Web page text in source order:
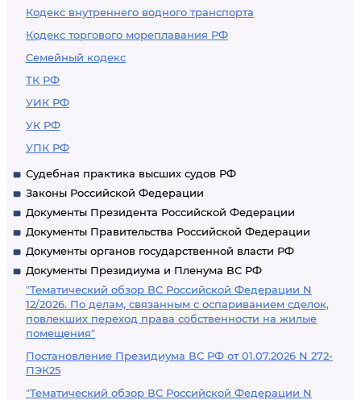
Кодекс внутреннего водного транспорта
Кодекс торгового мореплавания РФ
Семейный кодекс
ТК РФ
УИК РФ
УК РФ
УПК РФ
Судебная практика высших судов РФ
Законы Российской Федерации
Документы Президента Российской Федерации
Документы Правительства Российской Федерации
Документы органов государственной власти РФ
Документы Президиума и Пленума ВС РФ
"Тематический обзор ВС Российской Федерации N
12/2026. По делам, связанным с оспариванием сделок,
повлекших переход права собственности на жилые
помещения"
Постановление Президиума ВС РФ от 01.07.2026 N 272-
ПЭК25
"Тематический обзор ВС Российской Федерации N